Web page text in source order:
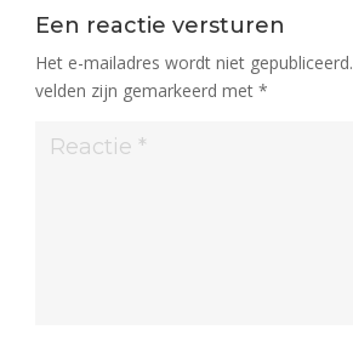
Een reactie versturen
Het e-mailadres wordt niet gepubliceerd.
velden zijn gemarkeerd met *